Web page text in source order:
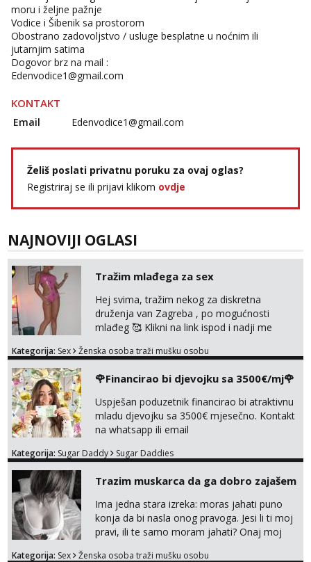
moru i željne pažnje
Vodice i Šibenik sa prostorom
Obostrano zadovoljstvo / usluge besplatne u noćnim ili
jutarnjim satima
Dogovor brz na mail :
Edenvodice1@gmail.com
KONTAKT
Email Edenvodice1@gmail.com
Želiš poslati privatnu poruku za ovaj oglas?
Registriraj se ili prijavi klikom ovdje
NAJNOVIJI OGLASI
Tražim mlađega za sex
Hej svima, tražim nekog za diskretna
druženja van Zagreba , po mogućnosti
mlađeg 🥰 Klikni na link ispod i nadji me
Kategorija: Sex Ženska osoba traži mušku osobu
🌹Financirao bi djevojku sa 3500€/mj🌹
Uspješan poduzetnik financirao bi atraktivnu
mladu djevojku sa 3500€ mjesečno. Kontakt
na whatsapp ili email
Kategorija: Sugar Daddy Sugar Daddies
Trazim muskarca da ga dobro zajašem
Ima jedna stara izreka: moras jahati puno
konja da bi nasla onog pravoga. Jesi li ti moj
pravi, ili te samo moram jahati? Onaj moj
Kategorija: Sex Ženska osoba traži mušku osobu